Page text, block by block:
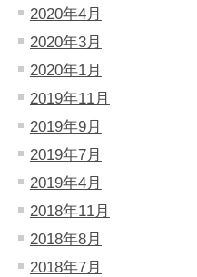
2020年4月
2020年3月
2020年1月
2019年11月
2019年9月
2019年7月
2019年4月
2018年11月
2018年8月
2018年7月